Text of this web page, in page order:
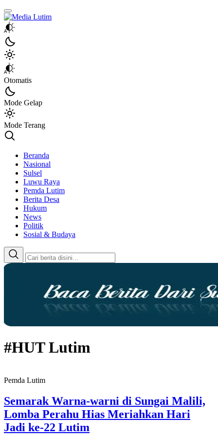
Media Lutim
Info untuk Lutim
Otomatis
Mode Gelap
Mode Terang
Beranda
Nasional
Sulsel
Luwu Raya
Pemda Lutim
Berita Desa
Hukum
News
Politik
Sosial & Budaya
#HUT Lutim
Pemda Lutim
Semarak Warna-warni di Sungai Malili,
Lomba Perahu Hias Meriahkan Hari
Jadi ke-22 Lutim